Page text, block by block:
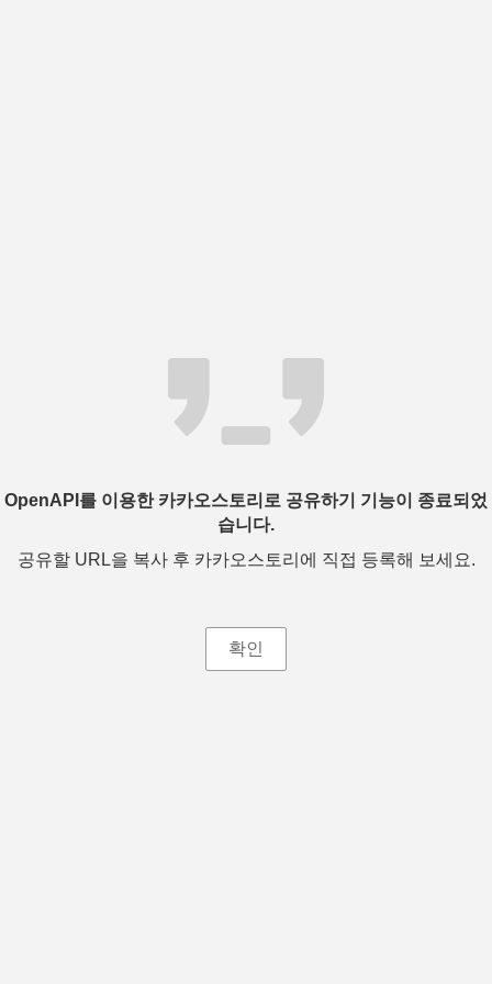
OpenAPI를 이용한 카카오스토리로 공유하기 기능이 종료되었
습니다.
공유할 URL을 복사 후 카카오스토리에 직접 등록해 보세요.
확인